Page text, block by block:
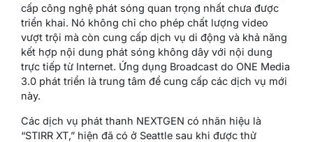
cấp công nghệ phát sóng quan trọng nhất chưa được
triển khai. Nó không chỉ cho phép chất lượng video
vượt trội mà còn cung cấp dịch vụ di động và khả năng
kết hợp nội dung phát sóng không dây với nội dung
trực tiếp từ Internet. Ứng dụng Broadcast do ONE Media
3.0 phát triển là trung tâm để cung cấp các dịch vụ mới
này.
Các dịch vụ phát thanh NEXTGEN có nhãn hiệu là
“STIRR XT,” hiện đã có ở Seattle sau khi được thử